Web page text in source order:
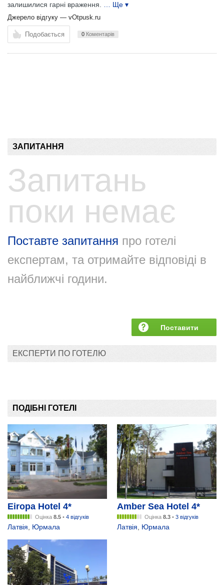
залишилися гарні враження.
… Ще ▾
Джерело відгуку — vOtpusk.ru
Подобається 0 Коментарів
ЗАПИТАННЯ
Запитань
поки немає
Поставте запитання про готелі
експертам, та отримайте відповіді в
найближчі години.
Поставити
ЕКСПЕРТИ ПО ГОТЕЛЮ
ПОДІБНІ ГОТЕЛІ
Eiropa Hotel 4*
Оцінка 8.5 • 4 відгуків
Латвія, Юрмала
Amber Sea Hotel 4*
Оцінка 8.3 • 3 відгуків
Латвія, Юрмала